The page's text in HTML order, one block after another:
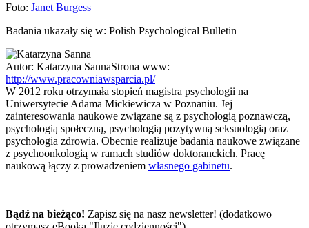
Foto: Janet Burgess
Badania ukazały się w: Polish Psychological Bulletin
Autor: Katarzyna SannaStrona www:
http://www.pracowniawsparcia.pl/
W 2012 roku otrzymała stopień magistra psychologii na
Uniwersytecie Adama Mickiewicza w Poznaniu. Jej
zainteresowania naukowe związane są z psychologią poznawczą,
psychologią społeczną, psychologią pozytywną seksuologią oraz
psychologia zdrowia. Obecnie realizuje badania naukowe związane
z psychoonkologią w ramach studiów doktoranckich. Pracę
naukową łączy z prowadzeniem własnego gabinetu.
Bądź na bieżąco! Zapisz się na nasz newsletter! (dodatkowo